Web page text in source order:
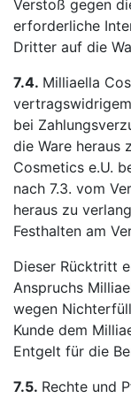
Verstoß gegen
erforderliche
Dritter auf die
7.4. Milliaella
bei
die Ware heraus
Cosmetics e.U.
nach 7.3. vom
heraus zu
Festhalten am
Dieser Rücktritt
Anspruchs
wegen
Kunde dem
Entgelt für die
7.5. Rechte und